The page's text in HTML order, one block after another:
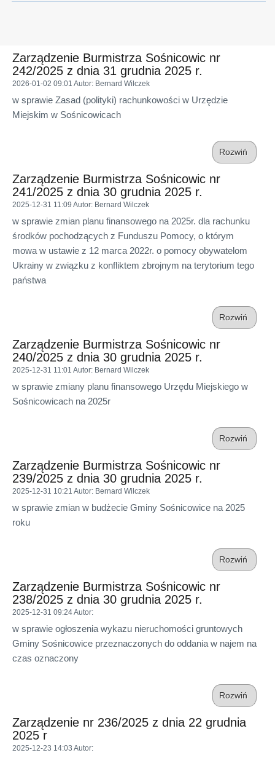
Zarządzenie Burmistrza Sośnicowic nr
242/2025 z dnia 31 grudnia 2025 r.
2026-01-02 09:01 Autor: Bernard Wilczek
w sprawie Zasad (polityki) rachunkowości w Urzędzie
Miejskim w Sośnicowicach
Rozwiń
Zarządzenie Burmistrza Sośnicowic nr
241/2025 z dnia 30 grudnia 2025 r.
2025-12-31 11:09 Autor: Bernard Wilczek
w sprawie zmian planu finansowego na 2025r. dla rachunku
środków pochodzących z Funduszu Pomocy, o którym
mowa w ustawie z 12 marca 2022r. o pomocy obywatelom
Ukrainy w związku z konfliktem zbrojnym na terytorium tego
państwa
Rozwiń
Zarządzenie Burmistrza Sośnicowic nr
240/2025 z dnia 30 grudnia 2025 r.
2025-12-31 11:01 Autor: Bernard Wilczek
w sprawie zmiany planu finansowego Urzędu Miejskiego w
Sośnicowicach na 2025r
Rozwiń
Zarządzenie Burmistrza Sośnicowic nr
239/2025 z dnia 30 grudnia 2025 r.
2025-12-31 10:21 Autor: Bernard Wilczek
w sprawie zmian w budżecie Gminy Sośnicowice na 2025
roku
Rozwiń
Zarządzenie Burmistrza Sośnicowic nr
238/2025 z dnia 30 grudnia 2025 r.
2025-12-31 09:24Autor:
w sprawie ogłoszenia wykazu nieruchomości gruntowych
Gminy Sośnicowice przeznaczonych do oddania w najem na
czas oznaczony
Rozwiń
Zarządzenie nr 236/2025 z dnia 22 grudnia
2025 r
2025-12-23 14:03 Autor: